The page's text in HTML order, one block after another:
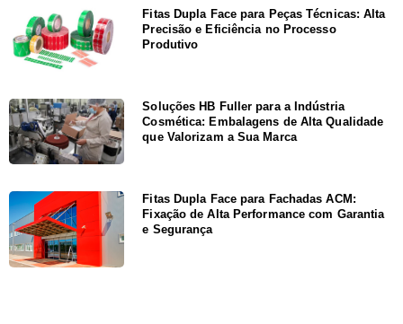
Fitas Dupla Face para Peças Técnicas: Alta
Precisão e Eficiência no Processo
Produtivo
Soluções HB Fuller para a Indústria
Cosmética: Embalagens de Alta Qualidade
que Valorizam a Sua Marca
Fitas Dupla Face para Fachadas ACM:
Fixação de Alta Performance com Garantia
e Segurança